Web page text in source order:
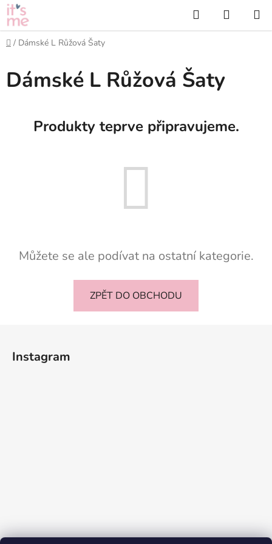
Přejít
na
obsah
Hledat
KOŠÍK
Domů
/ Dámské L Růžová Šaty
Dámské L Růžová Šaty
Produkty teprve připravujeme.
Můžete se ale podívat na ostatní kategorie.
ZPĚT DO OBCHODU
Instagram